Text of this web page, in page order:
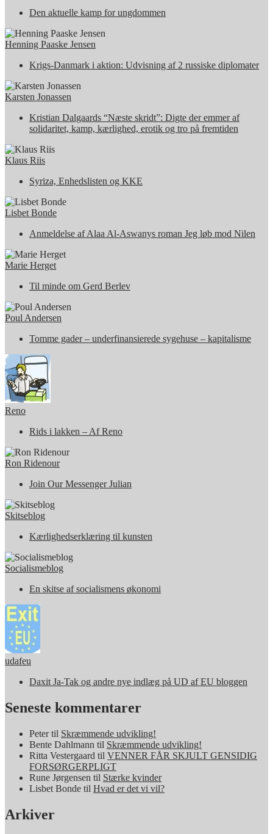
Den aktuelle kamp for ungdommen
Henning Paaske Jensen
Krigs-Danmark i aktion: Udvisning af 2 russiske diplomater
Karsten Jonassen
Kristian Dalgaards “Næste skridt”: Digte der emmer af
solidaritet, kamp, kærlighed, erotik og tro på fremtiden
Klaus Riis
Syriza, Enhedslisten og KKE
Lisbet Bonde
Anmeldelse af Alaa Al-Aswanys roman Jeg løb mod Nilen
Marie Herget
Til minde om Gerd Berlev
Poul Andersen
Tomme gader – underfinansierede sygehuse – kapitalisme
Reno
Rids i lakken – Af Reno
Ron Ridenour
Join Our Messenger Julian
Skitseblog
Kærlighedserklæring til kunsten
Socialismeblog
En skitse af socialismens økonomi
udafeu
Daxit Ja-Tak og andre nye indlæg på UD af EU bloggen
Seneste kommentarer
Petertil Skræmmende udvikling!
Bente Dahlmann til Skræmmende udvikling!
Ritta Vestergaard til VENNER FÅR SKJULT GENSIDIG
FORSØRGERPLIGT
Rune Jørgensen til Stærke kvinder
Lisbet Bonde til Hvad er det vi vil?
Arkiver